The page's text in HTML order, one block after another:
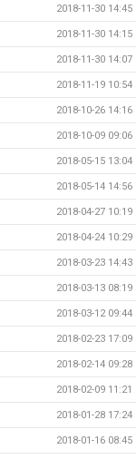
2018-11-30 14:45
2018-11-30 14:15
2018-11-30 14:07
2018-11-19 10:54
2018-10-26 14:16
2018-10-09 09:06
2018-05-15 13:04
2018-05-14 14:56
2018-04-27 10:19
2018-04-24 10:29
2018-03-23 14:43
2018-03-13 08:19
2018-03-12 09:44
2018-02-23 17:09
2018-02-14 09:28
2018-02-09 11:21
2018-01-28 17:24
2018-01-16 08:45